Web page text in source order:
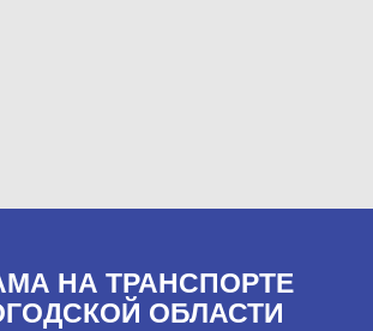
НА ТРАНСПОРТЕ
ОБЛАСТИ